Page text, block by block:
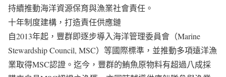
持續推動海洋資源保育與漁業社會責任。
十年制度建構，打造責任供應鏈
自2013年起，豐群即逐步導入海洋管理委員會（Marine
Stewardship Council, MSC）等國際標準，並推動多項遠洋漁
業取得MSC認證。迄今，豐群的鮪魚原物料有超過八成採